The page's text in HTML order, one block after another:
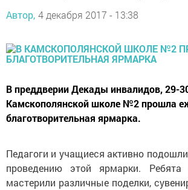
Автор, 4 декабря 2017 - 13:38
В преддверии Декады инвалидов, 29-
Камскополянской школе №2 прошла
благотворительная ярмарка.
Педагоги и учащиеся активно
проведению этой ярмарки.
мастерили различные поделки,